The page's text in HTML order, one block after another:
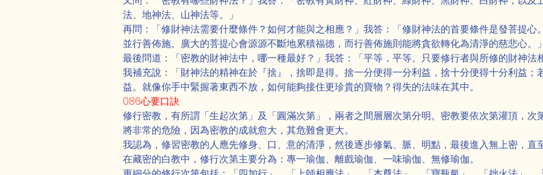
法、地神法、山神法等。」
再問：「修財神法需要什麼條件？如何才能與之相應？」我答：「修財神法的首要條件是發菩提心
並行善佈施。廣大的菩提心會源源不斷地累積福德，而行善佈施則能將貪欲轉化為清淨的慈悲心。」
最後問道：「密教的財神法中，哪一種最好？」我答：「平等，平等。只要修行者與所修的財神法
我補充說：「財神法的精神在於『捨』，捨即是得。捨一分便得一分利益，捨十分便得十分利益；
益。就像你手中緊握著東西不放，如何能夠接住更珍貴的寶物？得失的法味在其中。
086心要口訣
修行密教，有所謂「生起次第」及「圓滿次第」，兩者之間層層次第分明。密教要依次第灌頂，次
將非常的危險，因為密教的成就愈大，其危難會更大。
我認為，修習密教的人應先修身、口、意的清淨，然後逐步修氣、脈、明點，最後進入無上密，直
在藏密的白教中，修行次第主要分為：專一瑜伽、離戲瑜伽、一味瑜伽、無修瑜伽。